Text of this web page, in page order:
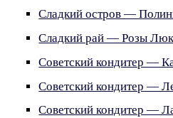
Сладкий остров —
Сладкий рай — Розы
Советский кондитер —
Советский кондитер —
Советский кондитер —